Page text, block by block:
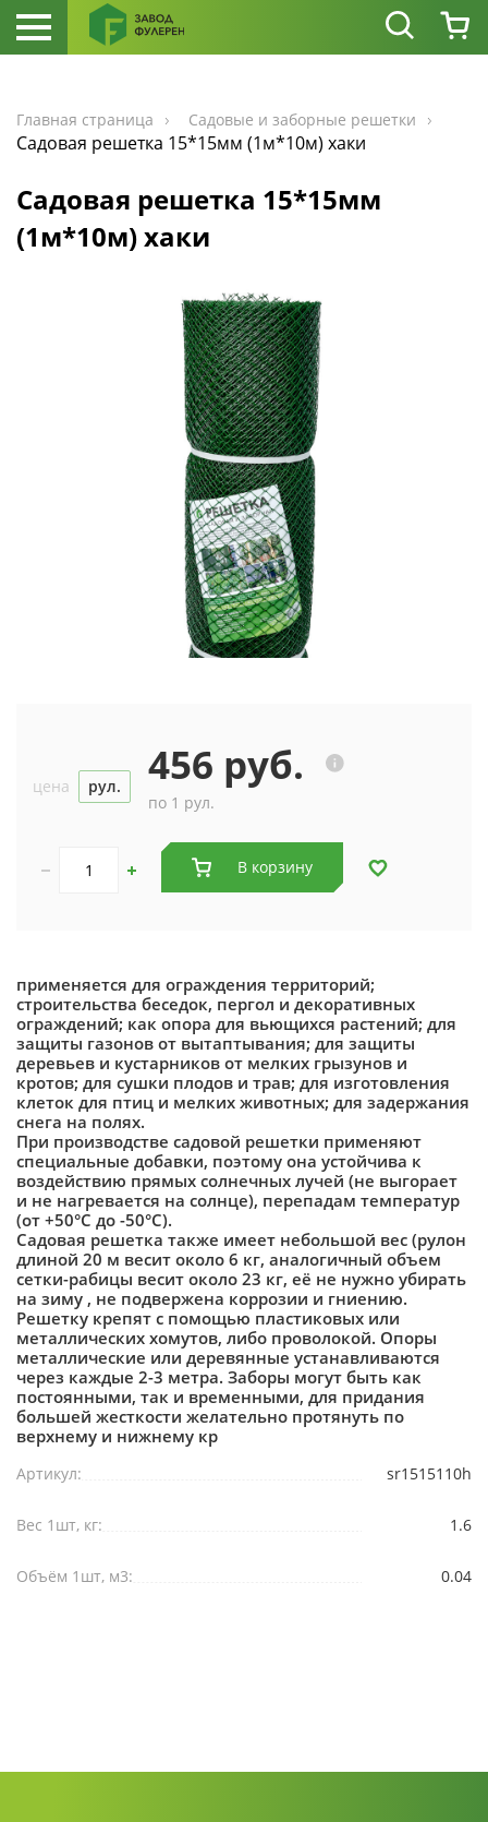
Главная страница Садовые и заборные решетки
Садовая решетка 15*15мм (1м*10м) хаки
Садовая решетка 15*15мм
(1м*10м) хаки
цена рул. 456 руб.
по 1 рул.
В корзину
применяется для ограждения территорий;
строительства беседок, пергол и декоративных
ограждений; как опора для вьющихся растений; для
защиты газонов от вытаптывания; для защиты
деревьев и кустарников от мелких грызунов и
кротов; для сушки плодов и трав; для изготовления
клеток для птиц и мелких животных; для задержания
снега на полях.
При производстве садовой решетки применяют
специальные добавки, поэтому она устойчива к
воздействию прямых солнечных лучей (не выгорает
и не нагревается на солнце), перепадам температур
(от +50°С до -50°С).
Садовая решетка также имеет небольшой вес (рулон
длиной 20 м весит около 6 кг, аналогичный объем
сетки-рабицы весит около 23 кг, её не нужно убирать
на зиму , не подвержена коррозии и гниению.
Решетку крепят с помощью пластиковых или
металлических хомутов, либо проволокой. Опоры
металлические или деревянные устанавливаются
через каждые 2-3 метра. Заборы могут быть как
постоянными, так и временными, для придания
большей жесткости желательно протянуть по
верхнему и нижнему кр
Артикул: sr1515110h
Вес 1шт, кг: 1.6
Объём 1шт, м3: 0.04